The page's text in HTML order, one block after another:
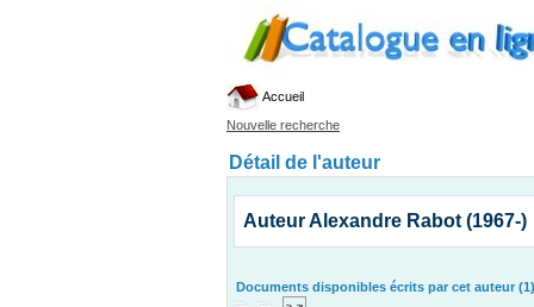
Accueil
Nouvelle recherche
Détail de l'auteur
Auteur Alexandre Rabot (1967-)
Documents disponibles écrits par cet auteur (1)